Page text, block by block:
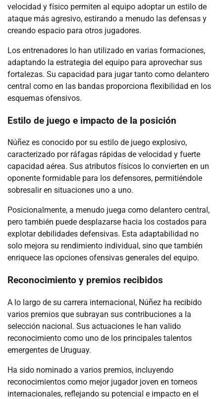
velocidad y físico permiten al equipo adoptar un estilo de
ataque más agresivo, estirando a menudo las defensas y
creando espacio para otros jugadores.
Los entrenadores lo han utilizado en varias formaciones,
adaptando la estrategia del equipo para aprovechar sus
fortalezas. Su capacidad para jugar tanto como delantero
central como en las bandas proporciona flexibilidad en los
esquemas ofensivos.
Estilo de juego e impacto de la posición
Núñez es conocido por su estilo de juego explosivo,
caracterizado por ráfagas rápidas de velocidad y fuerte
capacidad aérea. Sus atributos físicos lo convierten en un
oponente formidable para los defensores, permitiéndole
sobresalir en situaciones uno a uno.
Posicionalmente, a menudo juega como delantero central,
pero también puede desplazarse hacia los costados para
explotar debilidades defensivas. Esta adaptabilidad no
solo mejora su rendimiento individual, sino que también
enriquece las opciones ofensivas generales del equipo.
Reconocimiento y premios recibidos
A lo largo de su carrera internacional, Núñez ha recibido
varios premios que subrayan sus contribuciones a la
selección nacional. Sus actuaciones le han valido
reconocimiento como uno de los principales talentos
emergentes de Uruguay.
Ha sido nominado a varios premios, incluyendo
reconocimientos como mejor jugador joven en torneos
internacionales, reflejando su potencial e impacto en el